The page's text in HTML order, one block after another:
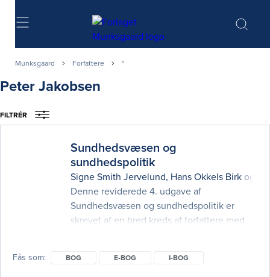
Søg
Munksgaard Forfattere *
Peter Jakobsen
FILTRÉR
Sundhedsvæsen og
sundhedspolitik
Signe Smith Jervelund, Hans Okkels Birk og
Denne reviderede 4. udgave af
Sundhedsvæsen og sundhedspolitik er
skrevet af en bred kreds af forfattere med
på emnet. Formålet med denne bog er at
Fås som BOG E-BOG I-BOG